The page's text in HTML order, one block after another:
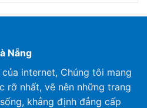
Nẵng
internet, Chúng tôi mang
rỡ nhất, vẽ nên những trang
khẳng định đẳng cấp